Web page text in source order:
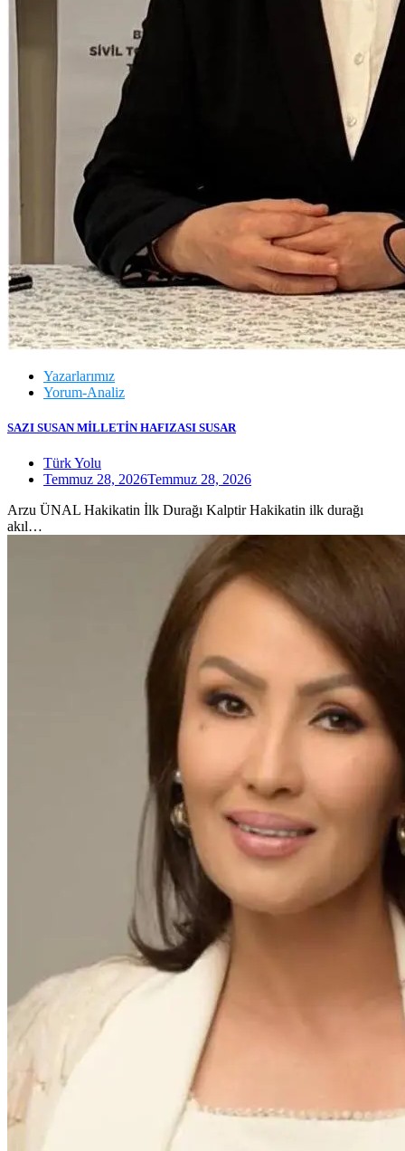
Yazarlarımız
Yorum-Analiz
SAZI SUSAN MİLLETİN HAFIZASI SUSAR
Türk Yolu
Temmuz 28, 2026Temmuz 28, 2026
Arzu ÜNAL Hakikatin İlk Durağı Kalptir Hakikatin ilk durağı
akıl…